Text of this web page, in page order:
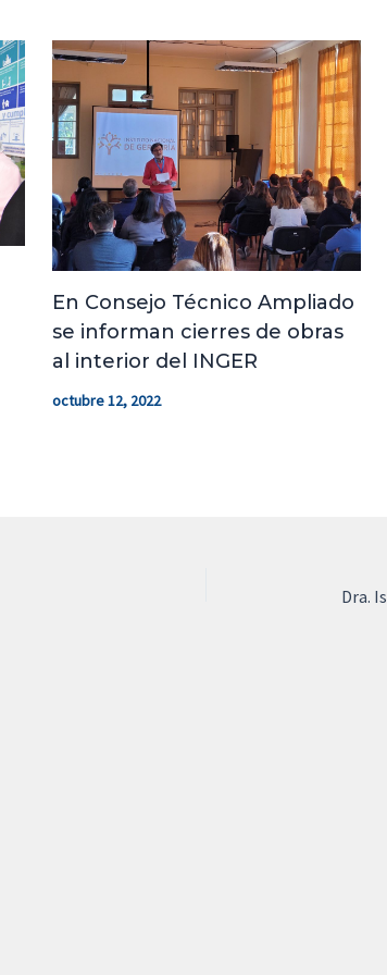
En Consejo Técnico Ampliado
se informan cierres de obras
al interior del INGER
octubre 12, 2022